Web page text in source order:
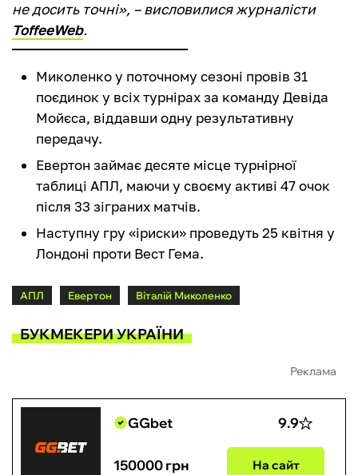
не досить точні», – висловилися журналісти
ToffeeWeb.
Миколенко у поточному сезоні провів 31
поєдинок у всіх турнірах за команду Девіда
Мойєса, віддавши одну результативну
передачу.
Евертон займає десяте місце турнірної
таблиці АПЛ, маючи у своєму активі 47 очок
після 33 зіграних матчів.
Наступну гру «іриски» проведуть 25 квітня у
Лондоні проти Вест Гема.
АПЛ Евертон Віталій Миколенко
БУКМЕКЕРИ УКРАЇНИ
Реклама
GGbet 9.9
150000 грн На сайт